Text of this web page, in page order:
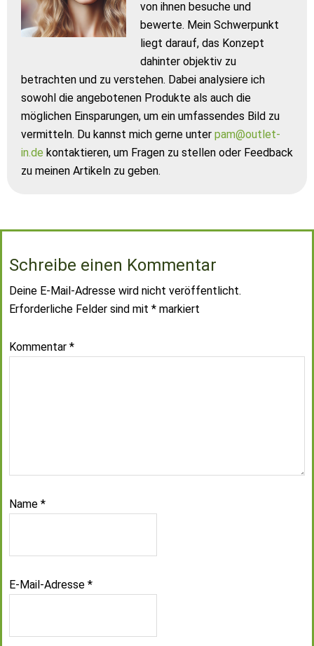
von ihnen besuche und
bewerte. Mein Schwerpunkt
liegt darauf, das Konzept
dahinter objektiv zu
betrachten und zu verstehen. Dabei analysiere ich
sowohl die angebotenen Produkte als auch die
möglichen Einsparungen, um ein umfassendes Bild zu
vermitteln. Du kannst mich gerne unter pam@outlet-
in.de kontaktieren, um Fragen zu stellen oder Feedback
zu meinen Artikeln zu geben.
Schreibe einen Kommentar
Deine E-Mail-Adresse wird nicht veröffentlicht.
Erforderliche Felder sind mit * markiert
Kommentar *
Name *
E-Mail-Adresse *